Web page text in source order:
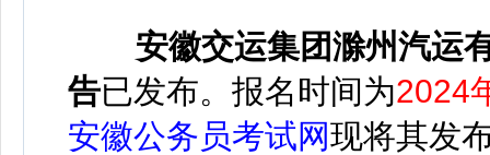
安徽交运集团滁州汽运
告已发布。 报名时间为2024
安徽公务员考试网现将其发